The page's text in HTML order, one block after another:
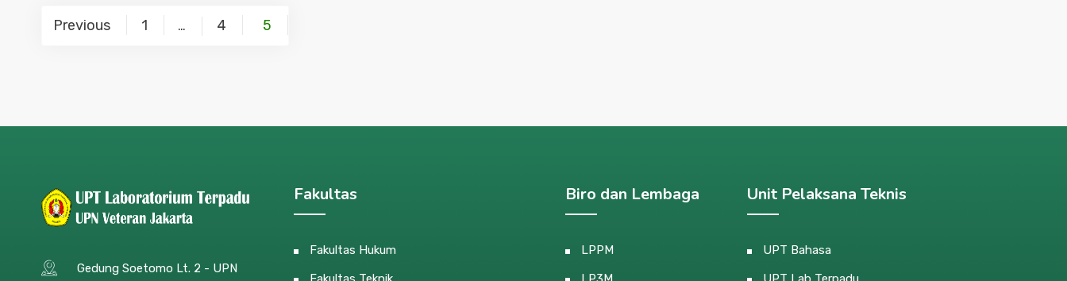
Posts
Previous 1 … 4 5
Gedung Soetomo Lt. 2 - UPN
Fakultas
Fakultas Hukum
Biro dan Lembaga
LPPM
Unit Pelaksana Teknis
UPT Bahasa